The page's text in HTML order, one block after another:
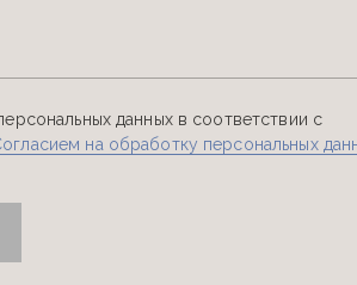
данных в соответствии с
на обработку персональных